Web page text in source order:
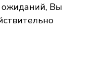
ожиданий, Вы